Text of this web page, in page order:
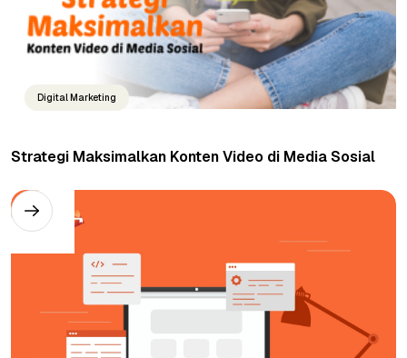
Digital Marketing
Strategi Maksimalkan Konten Video di Media Sosial